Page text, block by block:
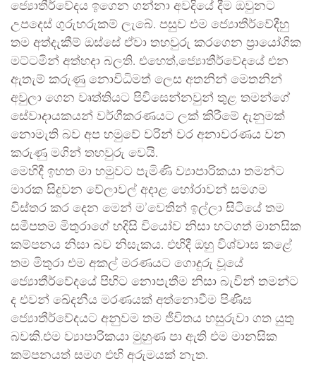
ජ්‍යොතීර්වේදය ඉගෙන ගන්නා අවදියේ දීම ඔවුනට
උපදෙස් ගුරුහරුකම් ලැබේ. පසුව එම ජ්‍යොතීර්වේදීහු
තම අත්දැකීම් ඔස්සේ ඒවා තහවුරු කරගෙන ප්‍රායෝගික
මට්ටමින් අත්හදා බලති. එහෙත්,ජ්‍යොතීර්වේදයේ එන
ඇතැම් කරුණු නොවිධිමත් ලෙස අතනින් මෙතනින්
අවුලා ගෙන වෘත්තියට පිවිසෙන්නවුන් තුළ තමන්ගේ
සේවාදායකයන් වර්ගීකරණයට ලක් කිරීමේ දැනුමක්
නොමැති බව අප හමුවේ වරින් වර අනාවරණය වන
කරුණු මගින් තහවුරු වෙයි.
මෙහිදී ඉහත මා හමුවට පැමිණි ව්‍යාපාරිකයා තමන්ට
මාරක සිදුවන වේලාවල් අදාළ හෝරාවන් සමගම
විස්තර කර දෙන මෙන් ම’වෙතින් ඉල්ලා සිටියේ තම
සමීපතම මිතුරාගේ හදිසි වියෝව නිසා හටගත් මානසික
කම්පනය නිසා බව නිසැකය. එහිදී ඔහු විශ්වාස කළේ
තම මිතුරා එම අකල් මරණයට ගොදුරු වූයේ
ජ්‍යොතීර්වේදයේ පිහිට නොපැතීම නිසා බැවින් තමන්ට
ද එවන් ඛේදනීය මරණයක් අත්නොවීම පිණිස
ජ්‍යොතීර්වේදයට අනුවම තම ජීවිතය හසුරුවා ගත යුතු
බවකි.එම ව්‍යාපාරිකයා මුහුණ පා ඇති එම මානසික
කම්පනයත් සමග එහි අරුමයක් නැත.